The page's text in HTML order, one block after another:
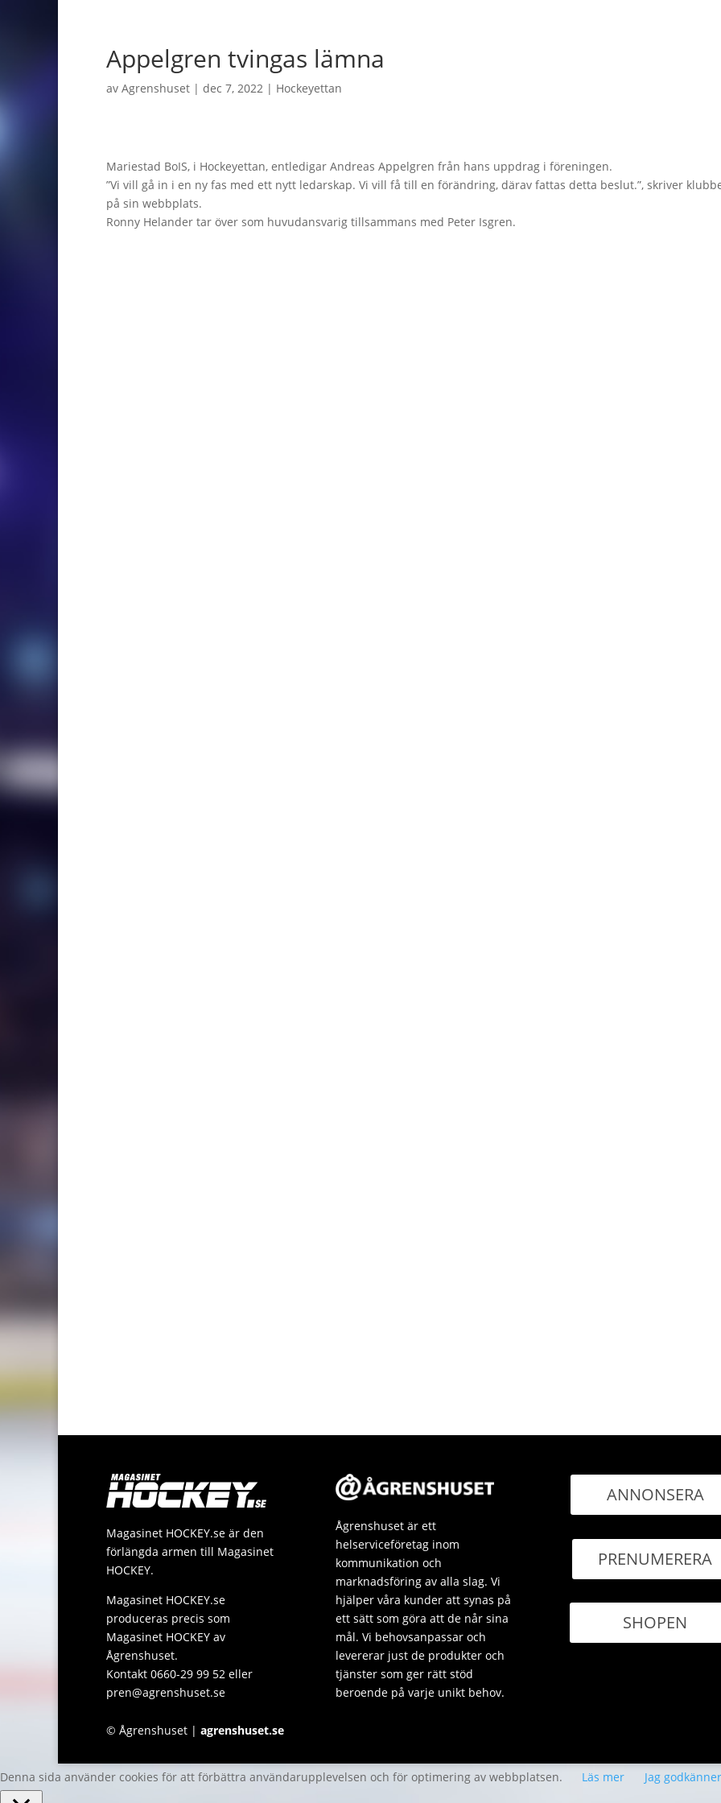
Appelgren tvingas lämna
av Agrenshuset | dec 7, 2022 | Hockeyettan
Mariestad BoIS, i Hockeyettan, entledigar Andreas Appelgren från hans uppdrag i föreningen.
”Vi vill gå in i en ny fas med ett nytt ledarskap. Vi vill få till en förändring, därav fattas detta beslut.”, skriver
på sin webbplats.
Ronny Helander tar över som huvudansvarig tillsammans med Peter Isgren.
Magasinet HOCKEY.se är den
förlängda armen till Magasinet
HOCKEY.
Magasinet HOCKEY.se
produceras precis som
Magasinet HOCKEY av
Ågrenshuset.
Kontakt 0660-29 99 52 eller
pren@agrenshuset.se
Ågrenshuset är ett
helserviceföretag inom
kommunikation och
marknadsföring av alla slag. Vi
hjälper våra kunder att synas på
ett sätt som göra att de når sina
mål. Vi behovsanpassar och
levererar just de produkter och
tjänster som ger rätt stöd
beroende på varje unikt behov.
ANNONSERA
PRENUMERERA
SHOPEN
© Ågrenshuset | agrenshuset.se
Denna sida använder cookies för att förbättra användarupplevelsen och för optimering av webbplatsen. Läs mer Jag godkänner